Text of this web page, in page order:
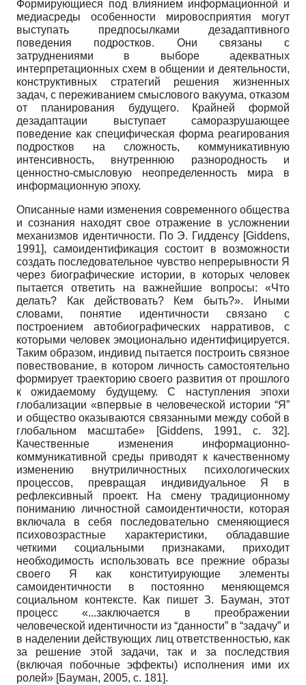
Формирующиеся под влиянием информационной и
медиасреды особенности мировосприятия могут
выступать предпосылками дезадаптивного
поведения подростков. Они связаны с
затруднениями в выборе адекватных
интерпретационных схем в общении и деятельности,
конструктивных стратегий решения жизненных
задач, с переживанием смыслового вакуума, отказом
от планирования будущего. Крайней формой
дезадаптации выступает саморазрушающее
поведение как специфическая форма реагирования
подростков на сложность, коммуникативную
интенсивность, внутреннюю разнородность и
ценностно-смысловую неопределенность мира в
информационную эпоху.
Описанные нами изменения современного общества
и сознания находят свое отражение в усложнении
механизмов идентичности. По Э. Гидденсу [Giddens,
1991], самоидентификация состоит в возможности
создать последовательное чувство непрерывности Я
через биографические истории, в которых человек
пытается ответить на важнейшие вопросы: «Что
делать? Как действовать? Кем быть?». Иными
словами, понятие идентичности связано с
построением автобиографических нарративов, с
которыми человек эмоционально идентифицируется.
Таким образом, индивид пытается построить связное
повествование, в котором личность самостоятельно
формирует траекторию своего развития от прошлого
к ожидаемому будущему. С наступления эпохи
глобализации «впервые в человеческой истории “Я”
и общество оказываются связанными между собой в
глобальном масштабе»
[Giddens, 1991, с. 32].
Качественные изменения информационно­
коммуникативной среды приводят к качественному
изменению внутриличностных психологических
процессов, превращая индивидуальное Я в
рефлексивный проект. На смену традиционному
пониманию личностной самоидентичности, которая
включала в себя последовательно сменяющиеся
психовозрастные характеристики, обладавшие
четкими социальными признаками, приходит
необходимость использовать все прежние образы
своего Я как конституирующие элементы
самоидентичности в постоянно меняющемся
социальном контексте. Как пишет З. Бауман, этот
процесс «...заключается в преображении
человеческой идентичности из “данности” в “задачу” и
в наделении действующих лиц ответственностью, как
за решение этой задачи, так и за последствия
(включая побочные эффекты) исполнения ими их
ролей» [Бауман, 2005, с. 181].